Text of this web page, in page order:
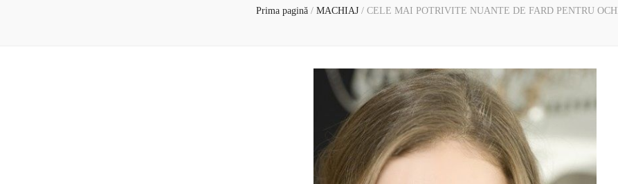
Prima pagină / MACHIAJ / CELE MAI POTRIVITE NUANTE DE FARD PENTRU